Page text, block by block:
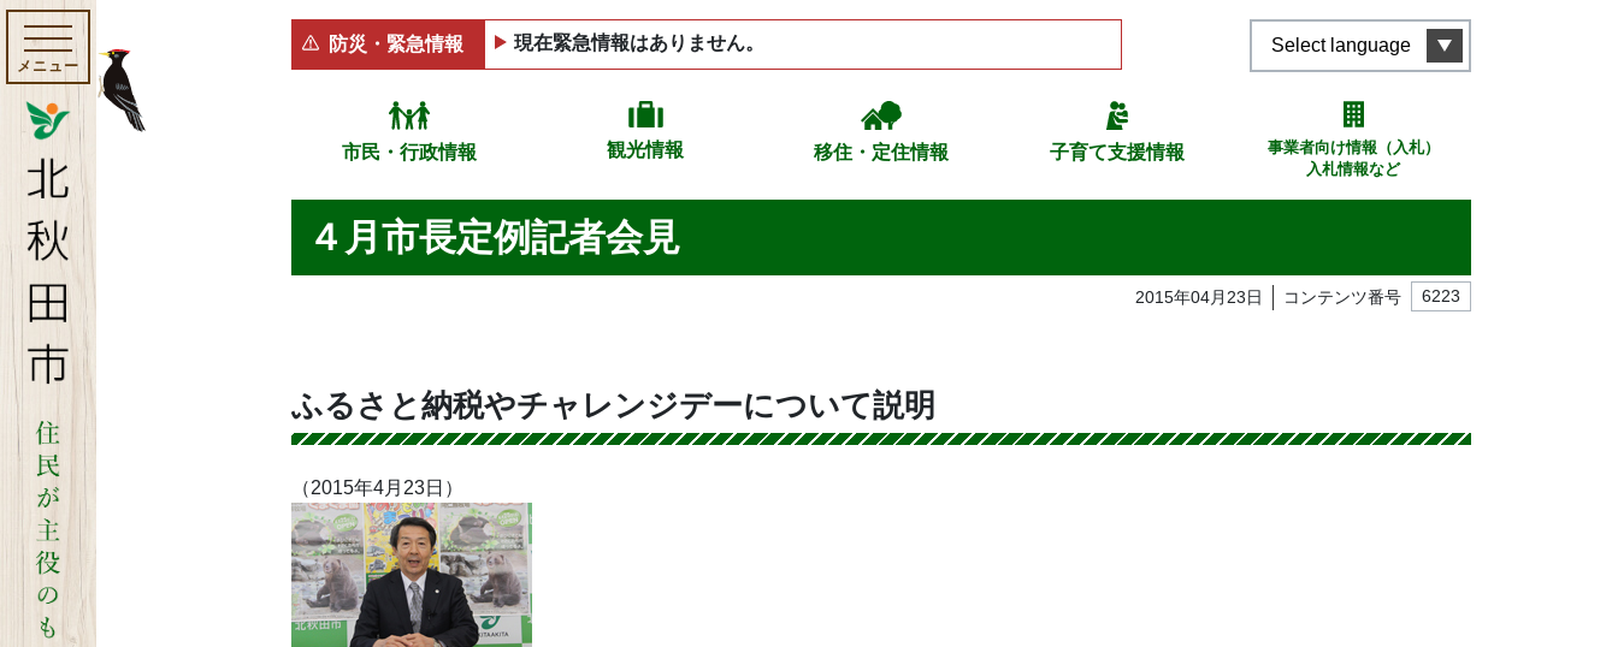
メニュー
防災・緊急情報 現在緊急情報はありません。 Select language
市民・行政情報 観光情報 移住・定住情報 子育て支援情報
事業者向け情報（入札）
入札情報など
４月市長定例記者会見
2015年04月23日 コンテンツ番号 6223
ふるさと納税やチャレンジデーについて説明
（2015年4月23日）